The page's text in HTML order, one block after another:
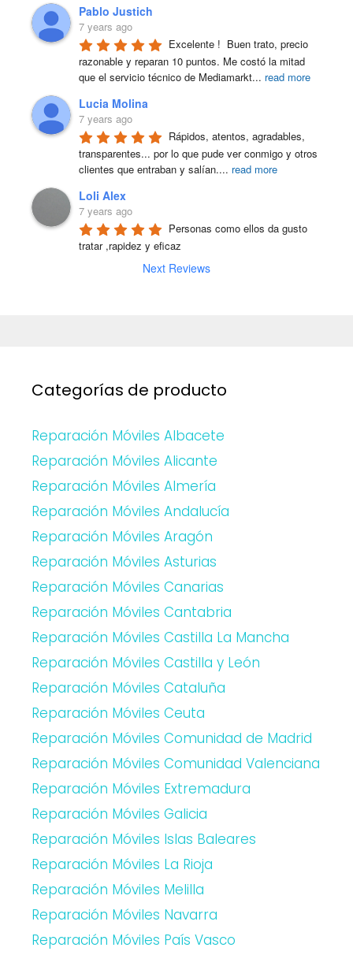
Pablo Justich
7 years ago
Excelente !  Buen trato, precio
razonable y reparan 10 puntos. Me costó la mitad
que el servicio técnico de Mediamarkt... read more
Lucia Molina
7 years ago
Rápidos, atentos, agradables,
transparentes... por lo que pude ver conmigo y otros
clientes que entraban y salían.... read more
Loli Alex
7 years ago
Personas como ellos da gusto
tratar ,rapidez y eficaz
Next Reviews
Categorías de producto
Reparación Móviles Albacete
Reparación Móviles Alicante
Reparación Móviles Almería
Reparación Móviles Andalucía
Reparación Móviles Aragón
Reparación Móviles Asturias
Reparación Móviles Canarias
Reparación Móviles Cantabria
Reparación Móviles Castilla La Mancha
Reparación Móviles Castilla y León
Reparación Móviles Cataluña
Reparación Móviles Ceuta
Reparación Móviles Comunidad de Madrid
Reparación Móviles Comunidad Valenciana
Reparación Móviles Extremadura
Reparación Móviles Galicia
Reparación Móviles Islas Baleares
Reparación Móviles La Rioja
Reparación Móviles Melilla
Reparación Móviles Navarra
Reparación Móviles País Vasco